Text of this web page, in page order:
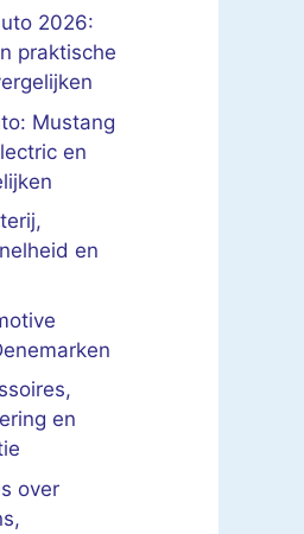
2026:
praktische
Mustang
en
en
en
over